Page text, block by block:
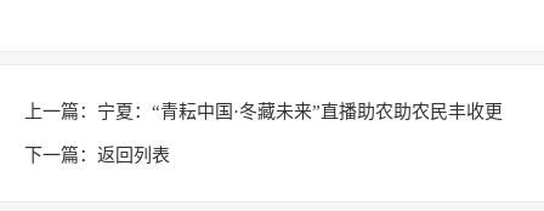
上一篇： 宁夏：“青耘中国·冬藏未来”直播助农助农民丰收更
增收
下一篇： 返回列表